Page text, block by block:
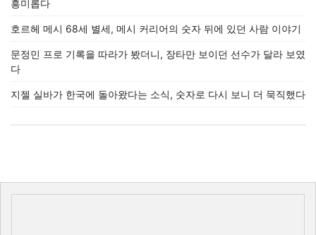
흥미롭다
호르헤 메시 68세 별세, 메시 커리어의 숫자 뒤에 있던 사람 이야기
문정민 프로 기록을 따라가 봤더니, 장타만 보이던 선수가 달라 보였
다
지젤 실바가 한국에 돌아왔다는 소식, 숫자로 다시 보니 더 묵직했다